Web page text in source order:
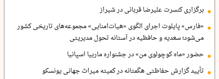
برگزاری کنسرت علیرضا قربانی در شیراز
«فارس» پایلوت اجرای الگوی «هیات‌امنایی» مجموعه‌های تاریخی کشور
می‌شود؛ سعدیه و حافظیه در آستانه تحول مدیریتی
حضور «ماه کوچولوی من» در جشنواره ماربیا اسپانیا
تأیید گزارش حفاظتی هگمتانه در کمیته میراث جهانی یونسکو